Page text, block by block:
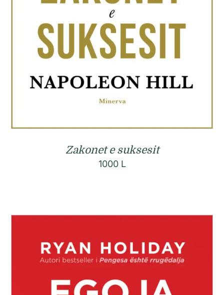
Zakonet e suksesit
1000 L